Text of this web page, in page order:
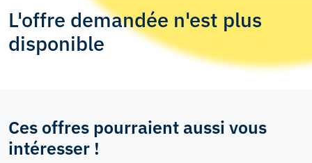
L'offre demandée n'est plus
disponible
Ces offres pourraient aussi vous
intéresser !